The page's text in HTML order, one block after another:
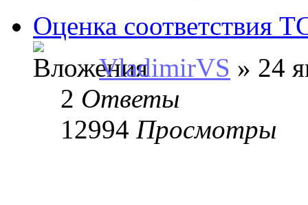
Оценка соответствия
VladimirVS » 24
2 Ответы
12994 Просмотры